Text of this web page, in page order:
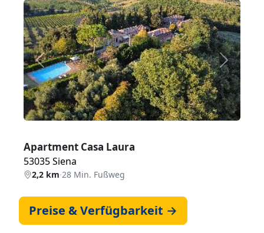
Zurück Weiter
Apartment Casa Laura
53035 Siena
2,2 km·28 Min. Fußweg
Preise & Verfügbarkeit →